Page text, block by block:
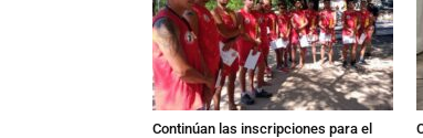
Continúan las inscripciones para el